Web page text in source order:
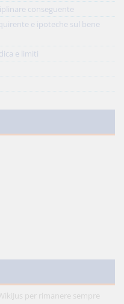
conseguente
e ipoteche sul bene
e limiti
per rimanere sempre